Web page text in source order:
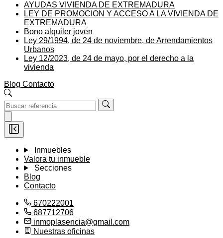
AYUDAS VIVIENDA DE EXTREMADURA
LEY DE PROMOCION Y ACCESO A LA VIVIENDA DE
EXTREMADURA
Bono alquiler joven
Ley 29/1994, de 24 de noviembre, de Arrendamientos
Urbanos
Ley 12/2023, de 24 de mayo, por el derecho a la
vivienda
Blog Contacto
Inmuebles
Valora tu inmueble
Secciones
Blog
Contacto
670222001
687712706
inmoplasencia@gmail.com
Nuestras oficinas